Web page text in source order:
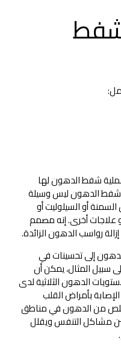
شفط
شفط الدهون لها
شفط الدهون ليس وسيلة
أو السيلوليت أو
علاجات أخرى. إنه مصمم
رواسب الدهون الزائدة.
إلى تحسينات في
سبيل المثال، يمكن أن
الدهون الثلاثية لدى
بأمراض القلب
من الدهون في مناطق
مشاكل التنفس ويقلل